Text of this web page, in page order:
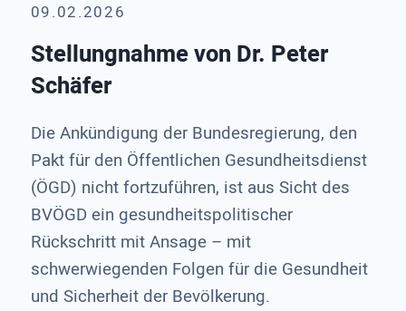
09.02.2026
Stellungnahme von Dr. Peter
Schäfer
Die Ankündigung der Bundesregierung, den
Pakt für den Öffentlichen Gesundheitsdienst
(ÖGD) nicht fortzuführen, ist aus Sicht des
BVÖGD ein gesundheitspolitischer
Rückschritt mit Ansage – mit
schwerwiegenden Folgen für die Gesundheit
und Sicherheit der Bevölkerung.